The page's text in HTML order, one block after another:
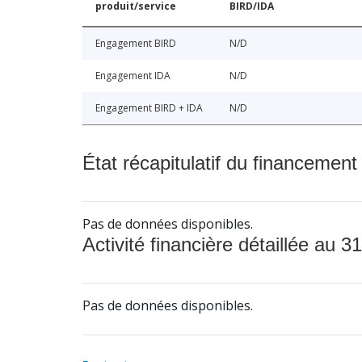
produit/service BIRD/IDA
Engagement BIRD N/D
Engagement IDA N/D
Engagement BIRD + IDA N/D
État récapitulatif du
Pas de données disponibles.
Activité financière détaillée au
Pas de données disponibles.